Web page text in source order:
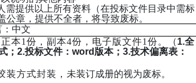
需提供以上所有资料（在投标文件目录中需标
公章，提供不全者，将导致废标。
中文
本1份，副本4份，电子版文件1份。 （1.全
；2.投标文件：word版本；3.技术偏离表：
装方式封装， 未装订成册的视为废标。